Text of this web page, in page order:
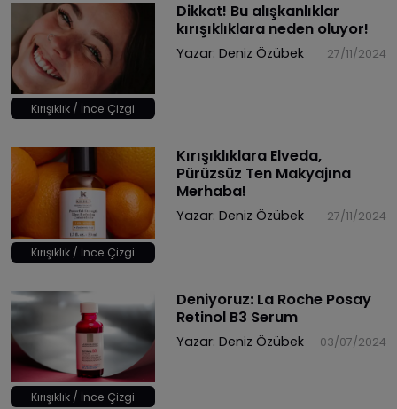
Kırışıklık / İnce Çizgi
Dikkat! Bu alışkanlıklar
kırışıklıklara neden oluyor!
Yazar: Deniz Özübek 27/11/2024
Kırışıklık / İnce Çizgi
Kırışıklıklara Elveda,
Pürüzsüz Ten Makyajına
Merhaba!
Yazar: Deniz Özübek 27/11/2024
Kırışıklık / İnce Çizgi
Deniyoruz: La Roche Posay
Retinol B3 Serum
Yazar: Deniz Özübek 03/07/2024